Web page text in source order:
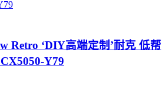
Retro ‘DIY高端定制’耐克 低帮
Y79